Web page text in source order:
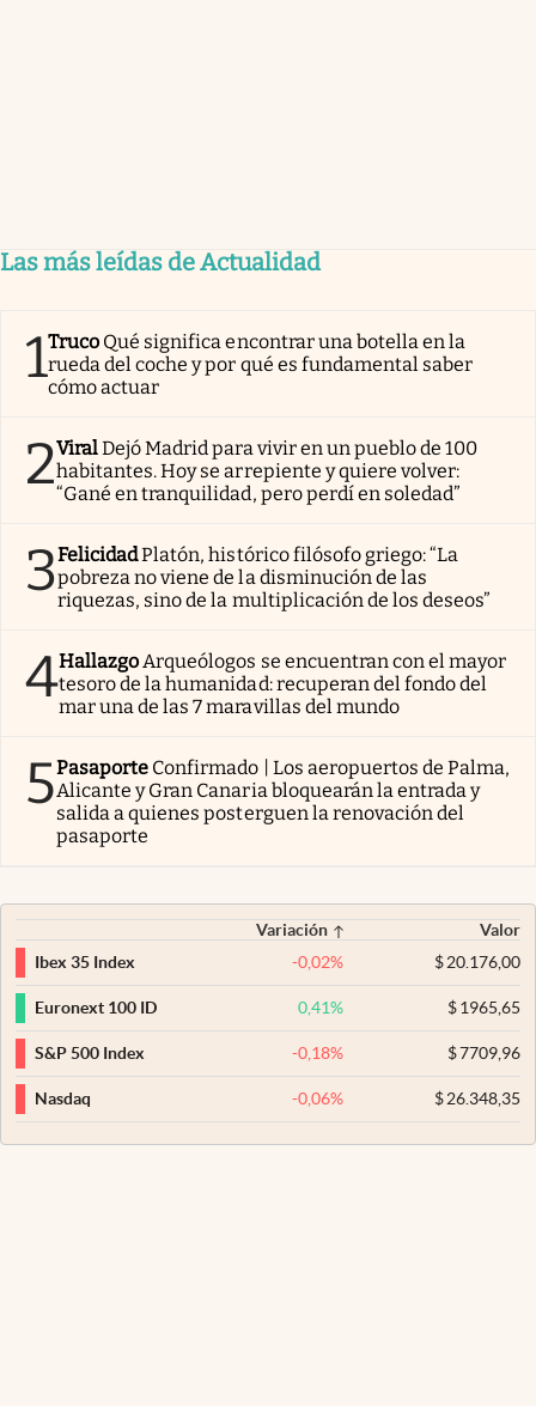
Las más leídas de Actualidad
1Truco Qué significa encontrar una botella en la
rueda del coche y por qué es fundamental saber
cómo actuar
2ViralDejó Madrid para vivir en un pueblo de 100
habitantes. Hoy se arrepiente y quiere volver:
“Gané en tranquilidad, pero perdí en soledad”
3FelicidadPlatón, histórico filósofo griego: “La
pobreza no viene de la disminución de las
riquezas, sino de la multiplicación de los deseos”
4Hallazgo Arqueólogos se encuentran con el mayor
tesoro de la humanidad: recuperan del fondo del
mar una de las 7 maravillas del mundo
5Pasaporte Confirmado | Los aeropuertos de Palma,
Alicante y Gran Canaria bloquearán la entrada y
salida a quienes posterguen la renovación del
pasaporte
Variación
Valor
Ibex 35 Index
-0,02% $20.176,00
Euronext 100 ID 0,41% $1965,65
S&P 500 Index -0,18% $7709,96
Nasdaq -0,06% $26.348,35